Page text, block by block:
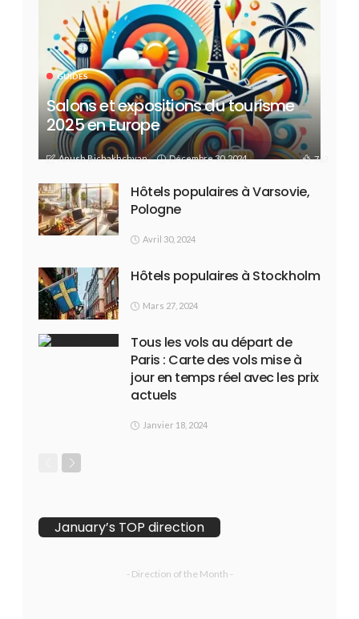
GUIDES
Salons et expositions du tourisme
2025 en Europe
Anush Bichakhchyan Décembre 30, 2024 767
Hôtels populaires à Varsovie,
Pologne
Avril 30, 2024
Hôtels populaires à Stockholm
Mars 27, 2024
Tous les vols au départ de
Paris : Carte des vols mise à
jour en temps réel avec les prix
actuels
Janvier 18, 2024
January’s TOP direction
- Direction of the Month -